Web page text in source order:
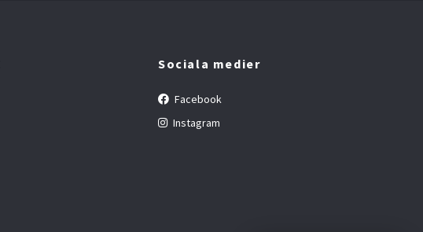
Sociala medier
Facebook
Instagram